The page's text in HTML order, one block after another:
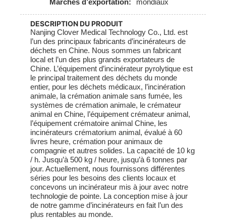
Marchés d’exportation:
mondiaux
DESCRIPTION DU PRODUIT
Nanjing Clover Medical Technology Co., Ltd. est
l’un des principaux fabricants d’incinérateurs de
déchets en Chine. Nous sommes un fabricant
local et l’un des plus grands exportateurs de
Chine. L’équipement d’incinérateur pyrolytique est
le principal traitement des déchets du monde
entier, pour les déchets médicaux, l’incinération
animale, la crémation animale sans fumée, les
systèmes de crémation animale, le crémateur
animal en Chine, l’équipement crémateur animal,
l’équipement crématoire animal Chine, les
incinérateurs crématorium animal, évalué à 60
livres heure, crémation pour animaux de
compagnie et autres solides. La capacité de 10 kg
/ h. Jusqu’à 500 kg / heure, jusqu’à 6 tonnes par
jour. Actuellement, nous fournissons différentes
séries pour les besoins des clients locaux et
concevons un incinérateur mis à jour avec notre
technologie de pointe. La conception mise à jour
de notre gamme d’incinérateurs en fait l’un des
plus rentables au monde.